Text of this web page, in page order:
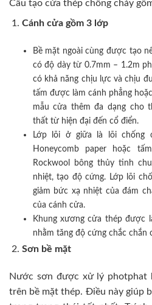
Cấu tạo cửa thép chống cháy
Cánh cửa gồm 3 lớp
Bề mặt ngoài cùng được tạo
có độ dày từ 0.7mm – 1.2m
có khả năng chịu lực và chịu
tấm được làm cánh phẳng
mẫu cửa thêm đa dạng cho
thất từ hiện đại đến cổ điển.
Lớp lõi ở giữa là lõi chống
Honeycomb paper hoặc
Rockwool bông thủy tinh
nhiệt, tạo độ cứng. Lớp lõi
giảm bức xạ nhiệt của đám
của cánh cửa.
Khung xương cửa thép được
nhằm tăng độ cứng chắc chắn
Sơn bề mặt
Nước sơn được xử lý photphat
trên bề mặt thép. Điều này giúp